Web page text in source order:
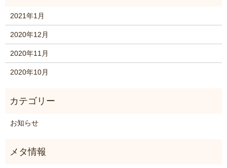
2021年1月
2020年12月
2020年11月
2020年10月
お知らせ